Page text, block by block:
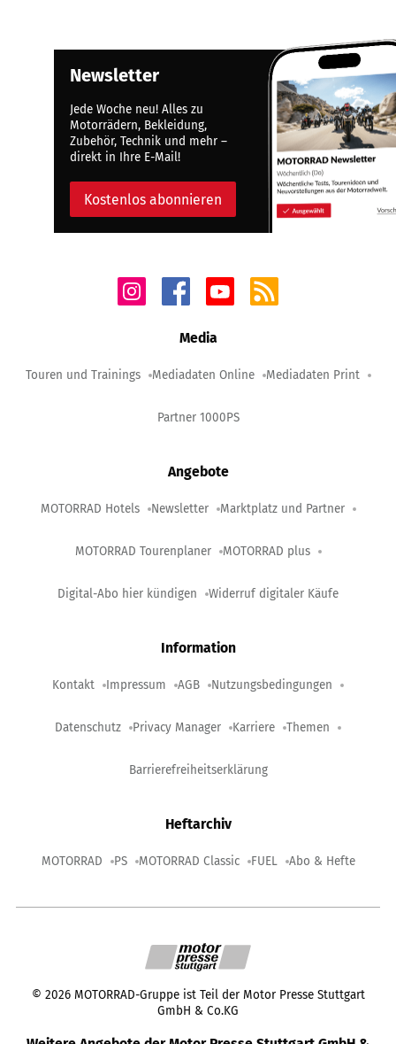
Newsletter
Jede Woche neu! Alles zu
Motorrädern, Bekleidung,
Zubehör, Technik und mehr –
direkt in Ihre E-Mail!
Kostenlos abonnieren
Media
Touren und Trainings Mediadaten Online Mediadaten Print
Partner 1000PS
Angebote
MOTORRAD Hotels Newsletter Marktplatz und Partner
MOTORRAD Tourenplaner MOTORRAD plus
Digital-Abo hier kündigen Widerruf digitaler Käufe
Information
Kontakt Impressum AGB Nutzungsbedingungen
Datenschutz Privacy Manager Karriere Themen
Barrierefreiheitserklärung
Heftarchiv
MOTORRAD PS MOTORRAD Classic FUEL Abo & Hefte
© 2026 MOTORRAD-Gruppe ist Teil der Motor Presse Stuttgart
GmbH & Co.KG